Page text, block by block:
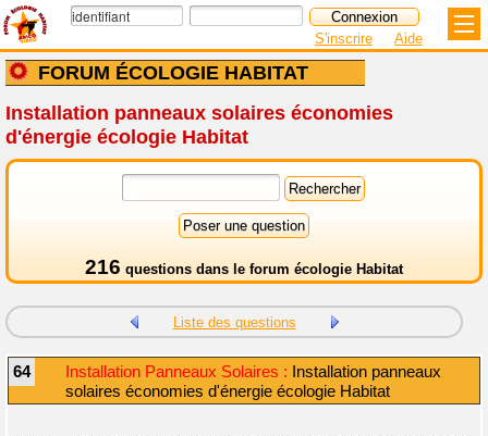
FORUM ÉCOLOGIE HABITAT
S'inscrire Aide
Installation panneaux solaires économies
d'énergie écologie Habitat
216 questions dans le forum écologie Habitat
Liste des questions
64 Installation Panneaux Solaires : Installation panneaux
solaires économies d'énergie écologie Habitat